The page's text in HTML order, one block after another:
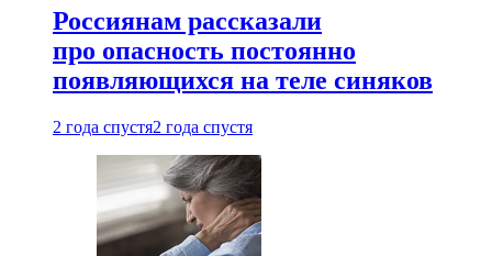
Россиянам рассказали
про опасность постоянно
появляющихся на теле синяков
2 года спустя2 года спустя